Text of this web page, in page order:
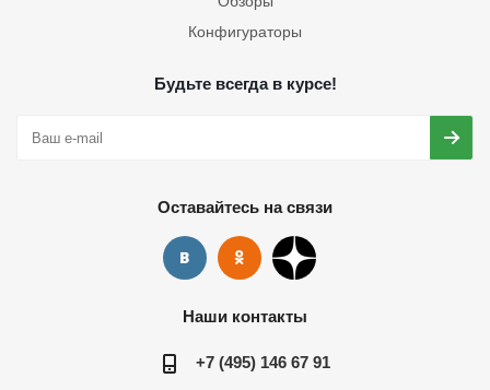
Конфигураторы
Будьте всегда в курсе!
Оставайтесь на связи
Наши контакты
+7 (495) 146 67 91